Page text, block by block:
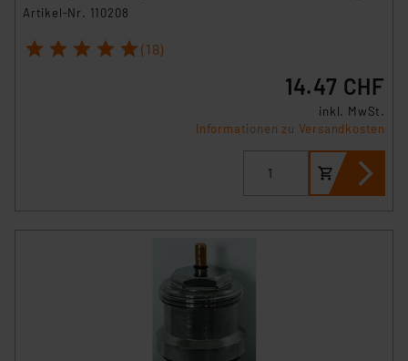
Artikel-Nr. 110208
1 2 3 4 5 (18)
14.47 CHF
inkl. MwSt.
Informationen zu Versandkosten